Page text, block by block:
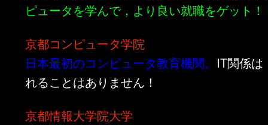
ピュータを学んで，より良い就職をゲット！
京都コンピュータ学院
日本最初のコンピュータ教育機関。 IT関係は
れることはありません！
京都情報大学院大学